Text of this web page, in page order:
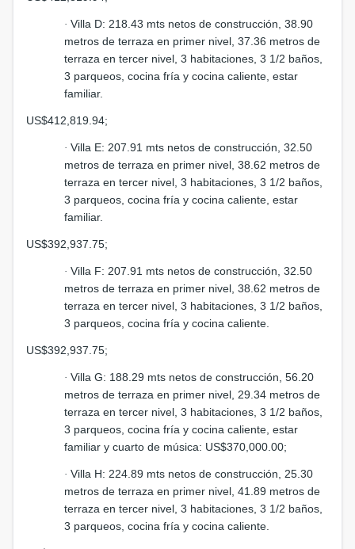
· Villa D: 218.43 mts netos de construcción, 38.90
metros de terraza en primer nivel, 37.36 metros de
terraza en tercer nivel, 3 habitaciones, 3 1/2 baños,
3 parqueos, cocina fría y cocina caliente, estar
familiar.
US$412,819.94;
· Villa E: 207.91 mts netos de construcción, 32.50
metros de terraza en primer nivel, 38.62 metros de
terraza en tercer nivel, 3 habitaciones, 3 1/2 baños,
3 parqueos, cocina fría y cocina caliente, estar
familiar.
US$392,937.75;
· Villa F: 207.91 mts netos de construcción, 32.50
metros de terraza en primer nivel, 38.62 metros de
terraza en tercer nivel, 3 habitaciones, 3 1/2 baños,
3 parqueos, cocina fría y cocina caliente.
US$392,937.75;
· Villa G: 188.29 mts netos de construcción, 56.20
metros de terraza en primer nivel, 29.34 metros de
terraza en tercer nivel, 3 habitaciones, 3 1/2 baños,
3 parqueos, cocina fría y cocina caliente, estar
familiar y cuarto de música: US$370,000.00;
· Villa H: 224.89 mts netos de construcción, 25.30
metros de terraza en primer nivel, 41.89 metros de
terraza en tercer nivel, 3 habitaciones, 3 1/2 baños,
3 parqueos, cocina fría y cocina caliente.